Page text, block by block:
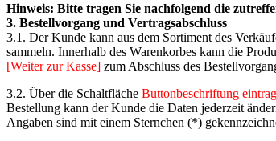
Hinweis: Bitte tragen Sie nachfolgend die
3. Bestellvorgang und Vertragsabschluss
3.1. Der Kunde kann aus dem Sortiment des
sammeln. Innerhalb des Warenkorbes kann die
[Weiter zur Kasse] zum Abschluss des
3.2. Über die Schaltfläche Buttonbeschriftung
Bestellung kann der Kunde die Daten jederzeit
Angaben sind mit einem Sternchen (*)